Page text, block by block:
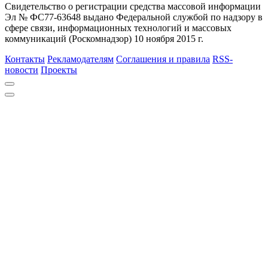
Свидетельство о регистрации средства массовой информации
Эл № ФС77-63648 выдано Федеральной службой по надзору в
сфере связи, информационных технологий и массовых
коммуникаций (Роскомнадзор) 10 ноября 2015 г.
Контакты Рекламодателям Соглашения и правила RSS-
новости Проекты